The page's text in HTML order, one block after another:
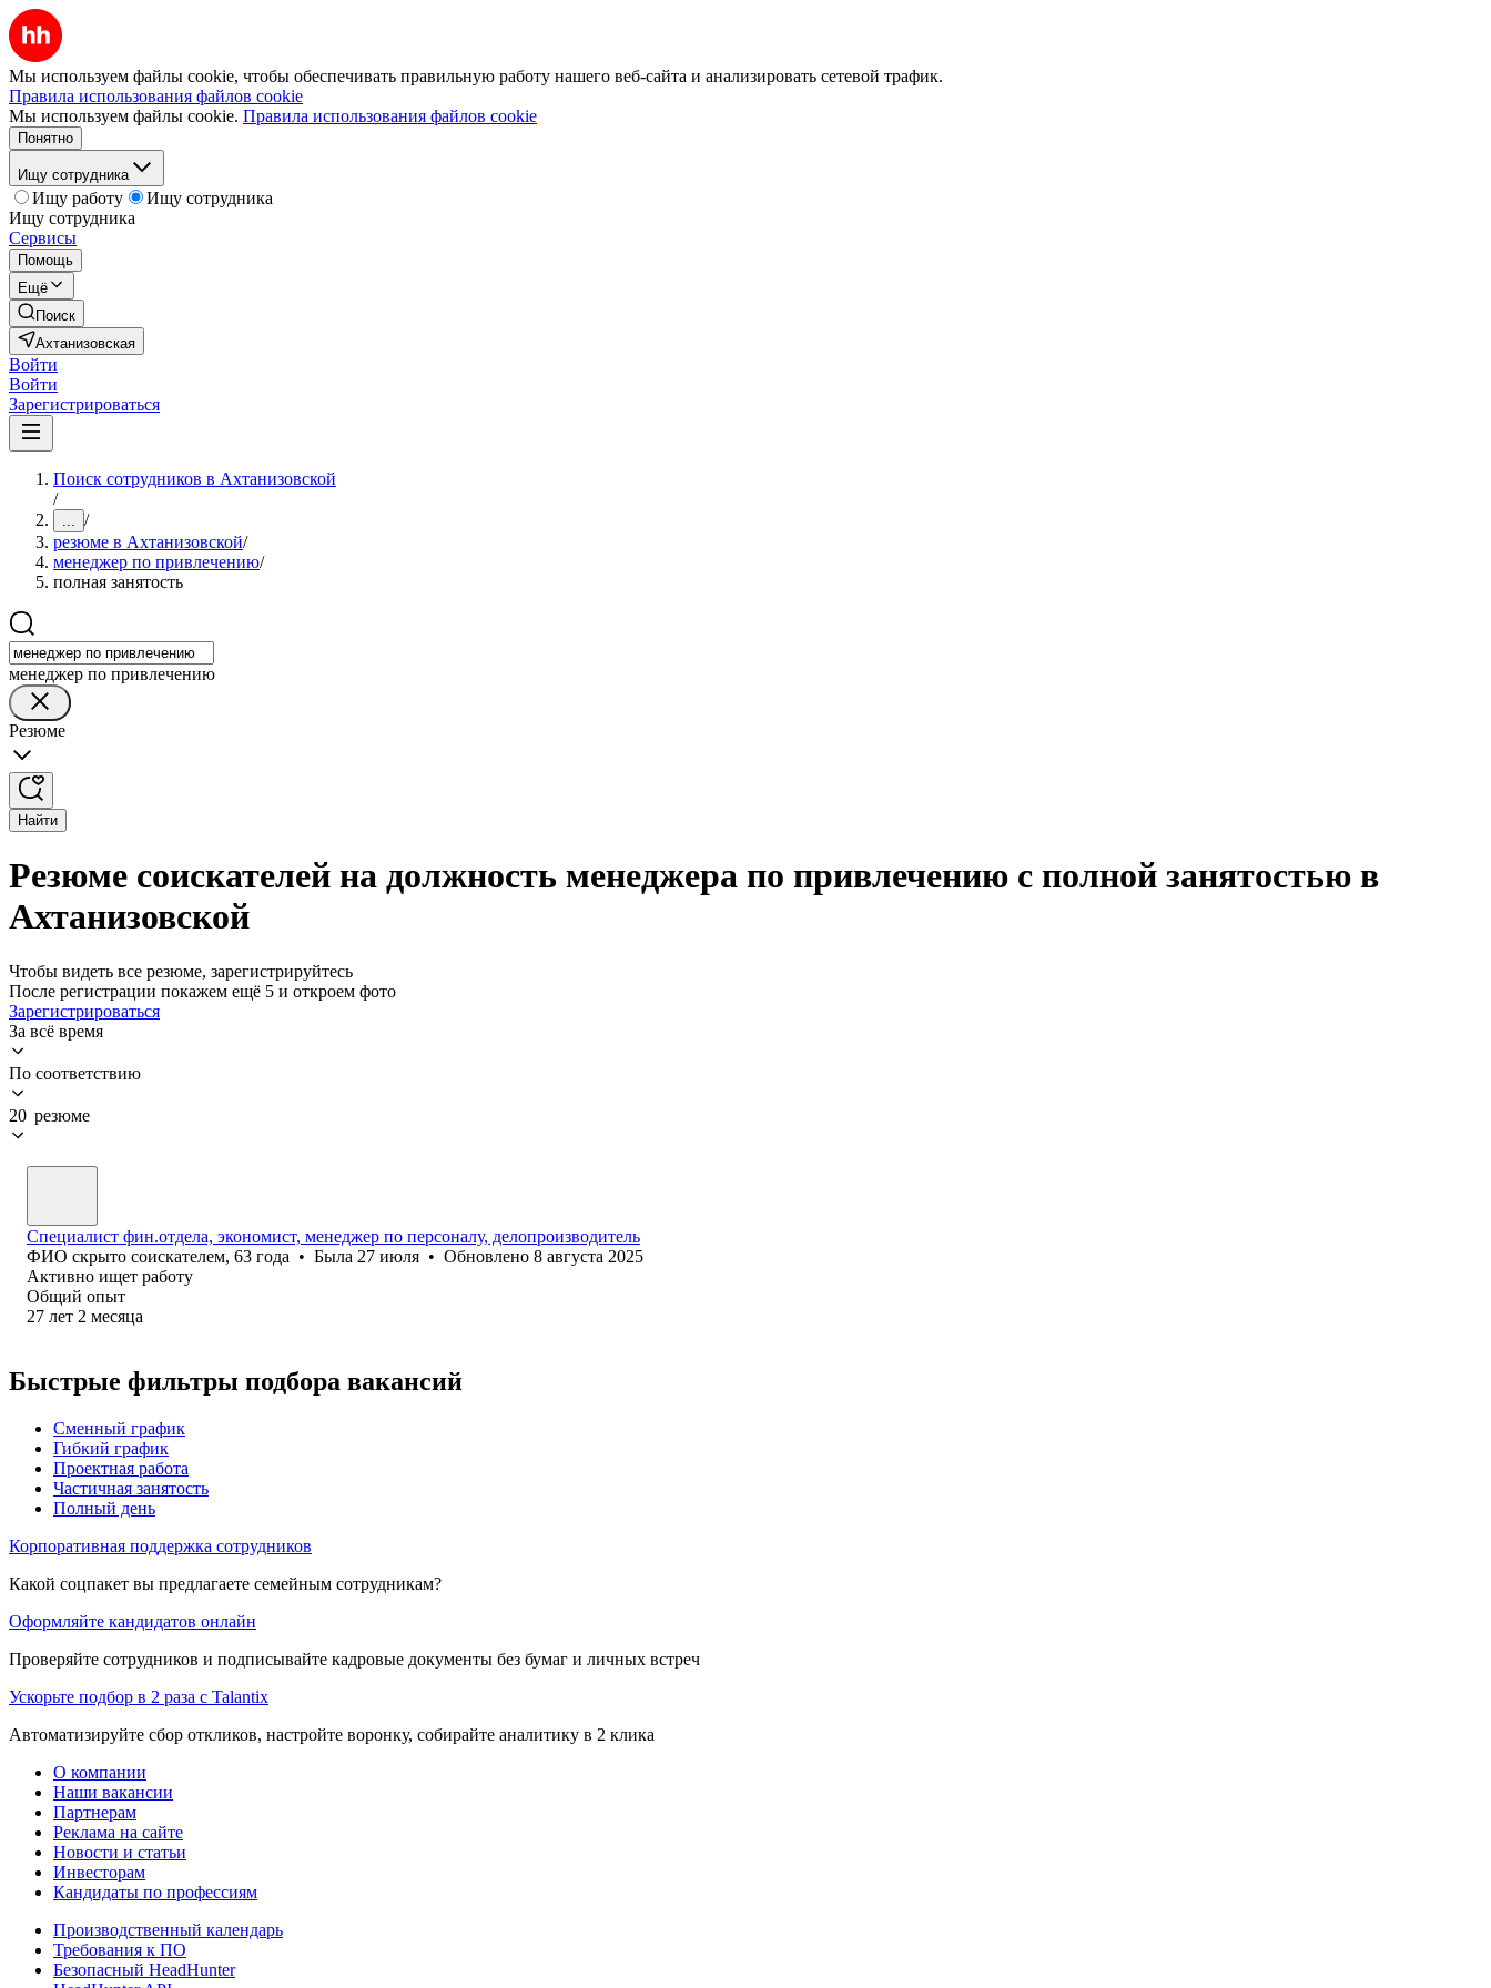
Мы используем файлы cookie, чтобы обеспечивать правильную работу нашего веб-сайта и анализировать сетевой трафик.
Правила использования файлов cookie
Мы используем файлы cookie. Правила использования файлов cookie
Понятно
Ищу сотрудника
Ищу работу
Ищу сотрудника
Ищу сотрудника
Сервисы
Помощь
Ещё
Поиск
Ахтанизовская
Войти
Войти
Зарегистрироваться
Поиск сотрудников в Ахтанизовской
/
... /
резюме в Ахтанизовской/
менеджер по привлечению/
полная занятость
менеджер по привлечению
Резюме
Найти
Резюме соискателей на должность менеджера по привлечению с полной занятостью в
Ахтанизовской
Чтобы видеть все резюме, зарегистрируйтесь
После регистрации покажем ещё 5 и откроем фото
Зарегистрироваться
За всё время
По соответствию
20 резюме
Специалист фин.отдела, экономист, менеджер по персоналу, делопроизводитель
ФИО скрыто соискателем, 63 года • Была 27 июля • Обновлено 8 августа 2025
Активно ищет работу
Общий опыт
27 лет 2 месяца
Быстрые фильтры подбора вакансий
Сменный график
Гибкий график
Проектная работа
Частичная занятость
Полный день
Корпоративная поддержка сотрудников
Какой соцпакет вы предлагаете семейным сотрудникам?
Оформляйте кандидатов онлайн
Проверяйте сотрудников и подписывайте кадровые документы без бумаг и личных встреч
Ускорьте подбор в 2 раза с Talantix
Автоматизируйте сбор откликов, настройте воронку, собирайте аналитику в 2 клика
О компании
Наши вакансии
Партнерам
Реклама на сайте
Новости и статьи
Инвесторам
Кандидаты по профессиям
Производственный календарь
Требования к ПО
Безопасный HeadHunter